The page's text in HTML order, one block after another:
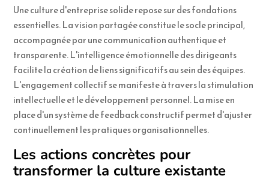
Une culture d'entreprise solide repose sur des fondations
essentielles. La vision partagée constitue le socle principal,
accompagnée par une communication authentique et
transparente. L'intelligence émotionnelle des dirigeants
facilite la création de liens significatifs au sein des équipes.
L'engagement collectif se manifeste à travers la stimulation
intellectuelle et le développement personnel. La mise en
place d'un système de feedback constructif permet d'ajuster
continuellement les pratiques organisationnelles.
Les actions concrètes pour
transformer la culture existante